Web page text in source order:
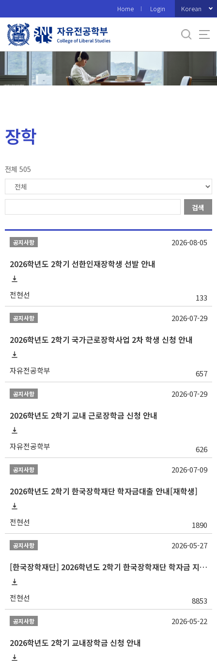
로
메
Home Login Korean
장학
전체 505
검색
공지사항
2026학년도 2학기 선한인재장학생 선발 안내
전현선 133
2026-08-05
공지사항
2026학년도 2학기 국가근로장학사업 2차 학생 신청 안내
자유전공학부 657
2026-07-29
공지사항
2026학년도 2학기 교내 근로장학금 신청 안내
자유전공학부 626
2026-07-29
공지사항
2026학년도 2학기 한국장학재단 학자금대출 안내[재학생]
전현선 1890
2026-07-09
공지사항
[한국장학재단] 2026학년도 2학기 한국장학재단 학자금 지원구간 산정 신청 안내
전현선 8853
2026-05-27
공지사항
2026학년도 2학기 교내장학금 신청 안내
2026-05-22